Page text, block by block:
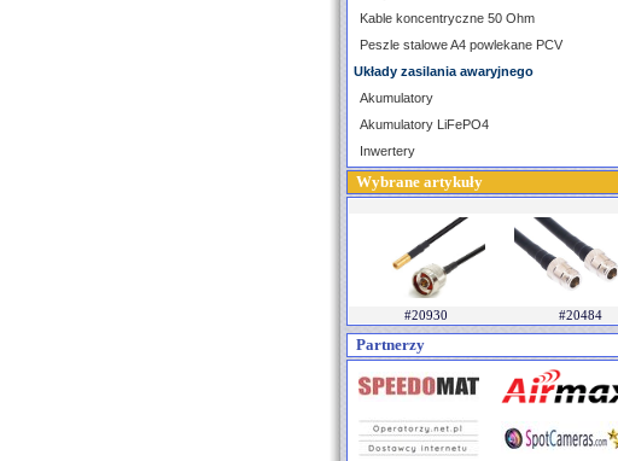
Kable koncentryczne 50 Ohm
Peszle stalowe A4 powlekane PCV
Układy zasilania awaryjnego
Akumulatory
Akumulatory LiFePO4
Inwertery
Wybrane artykuły
#20930 #20484
Partnerzy